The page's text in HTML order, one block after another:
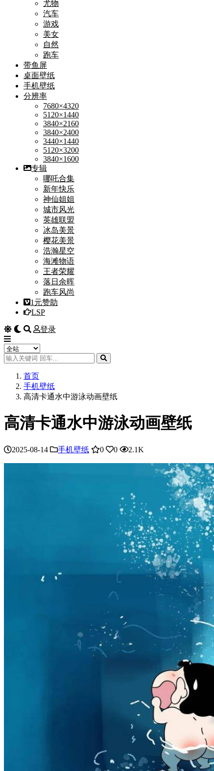
尤物
汽车
游戏
美女
自然
跑车
带鱼屏
桌面壁纸
手机壁纸
分辨率
7680×4320
5120×1440
3840×2160
3840×2400
3440×1440
5120×3200
3840×1600
专辑
哪吒合集
新年快乐
神仙姐姐
城市风光
英雄联盟
冰岛美景
樱花美景
浩瀚星空
海滩物语
王者荣耀
落日余晖
跑车风尚
1元赞助
LSP
登录
首页
手机壁纸
高清卡通水中游泳动画壁纸
高清卡通水中游泳动画壁纸
2025-08-14 手机壁纸 0 0 2.1K